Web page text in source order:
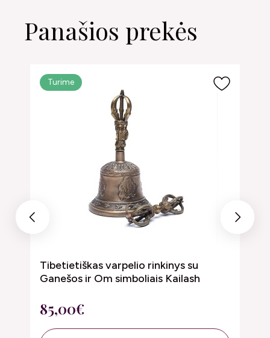
Panašios prekės
Previous
Turime
Tibetietiškas varpelio rinkinys su
Ganešos ir Om simboliais Kailash
85,00€
Next